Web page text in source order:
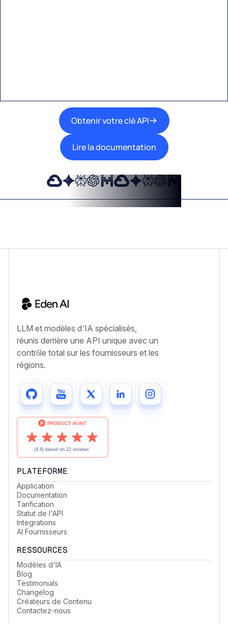
Obtenir votre clé API
Lire la documentation
LLM et modèles d’IA spécialisés,
réunis derrière une API unique avec un
contrôle total sur les fournisseurs et les
régions.
PLATEFORME
Application
Documentation
Tarification
Statut de l'API
Integrations
AI Fournisseurs
RESSOURCES
Modèles d'IA
Blog
Testimonials
Changelog
Créateurs de Contenu
Contactez-nous